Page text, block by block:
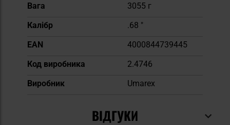
Вага
3055 г
Калібр
.68 "
EAN
4000844739445
Код виробника
2.4746
Виробник
Umarex
ВІДГУКИ